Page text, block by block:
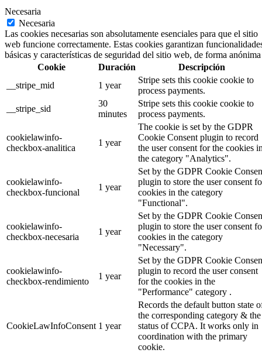
Necesaria
Necesaria
Las cookies necesarias son absolutamente esenciales para que el sitio
web funcione correctamente. Estas cookies garantizan
básicas y características de seguridad del sitio web, de forma anónima
Cookie
Duración
Descripción
__stripe_mid
1 year
Stripe sets this cookie cookie to
process payments.
__stripe_sid
30
minutes
Stripe sets this cookie cookie to
process payments.
cookielawinfo-
checkbox-analitica
1 year
The cookie is set by the GDPR
Cookie Consent plugin to record
the user consent for the cookies
the category "Analytics".
cookielawinfo-
checkbox-funcional
1 year
Set by the GDPR Cookie
plugin to store the user consent
cookies in the category
"Functional".
cookielawinfo-
checkbox-necesaria
1 year
Set by the GDPR Cookie
plugin to store the user consent
cookies in the category
"Necessary".
cookielawinfo-
checkbox-rendimiento
1 year
Set by the GDPR Cookie
plugin to record the user consent
for the cookies in the
"Performance" category .
CookieLawInfoConsent 1 year
Records the default button state
the corresponding category & the
status of CCPA. It works only in
coordination with the primary
cookie.